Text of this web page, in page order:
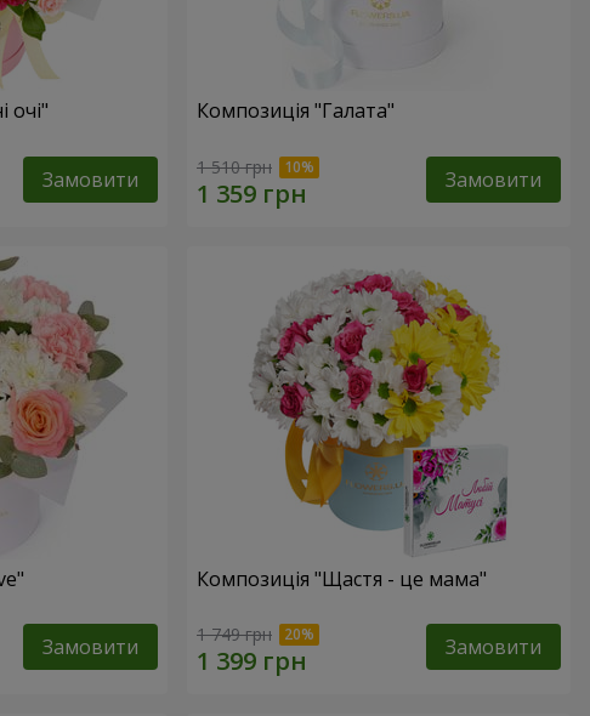
очі"
Замовити
Композиція "Галата"
1 510 грн Замовити
Замовити
Композиція "Щастя - це мама"
1 749 грн Замовити